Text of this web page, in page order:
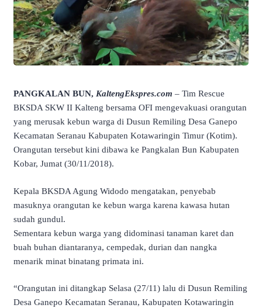
PANGKALAN BUN, KaltengEkspres.com – Tim Rescue
BKSDA SKW II Kalteng bersama OFI mengevakuasi orangutan
yang merusak kebun warga di Dusun Remiling Desa Ganepo
Kecamatan Seranau Kabupaten Kotawaringin Timur (Kotim).
Orangutan tersebut kini dibawa ke Pangkalan Bun Kabupaten
Kobar, Jumat (30/11/2018).
Kepala BKSDA Agung Widodo mengatakan, penyebab
masuknya orangutan ke kebun warga karena kawasa hutan
sudah gundul.
Sementara kebun warga yang didominasi tanaman karet dan
buah buhan diantaranya, cempedak, durian dan nangka
menarik minat binatang primata ini.
“Orangutan ini ditangkap Selasa (27/11) lalu di Dusun Remiling
Desa Ganepo Kecamatan Seranau, Kabupaten Kotawaringin